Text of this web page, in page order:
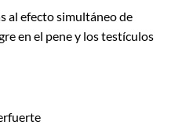
al efecto simultáneo de
en el pene y los testículos